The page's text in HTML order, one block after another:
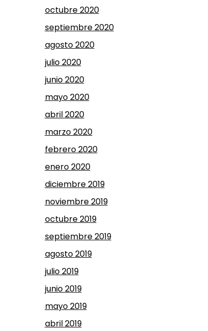
octubre 2020
septiembre 2020
agosto 2020
julio 2020
junio 2020
mayo 2020
abril 2020
marzo 2020
febrero 2020
enero 2020
diciembre 2019
noviembre 2019
octubre 2019
septiembre 2019
agosto 2019
julio 2019
junio 2019
mayo 2019
abril 2019